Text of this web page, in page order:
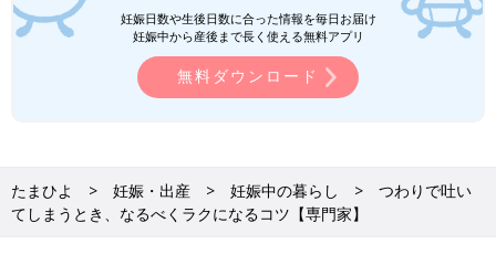
妊娠日数や生後日数に合った情報を毎日お届け
妊娠中から産後まで長く使える無料アプリ
無料ダウンロード
たまひよ 妊娠・出産 妊娠中の暮らし
つわりで吐い
てしまうとき、なるべくラクになるコツ【専門家】